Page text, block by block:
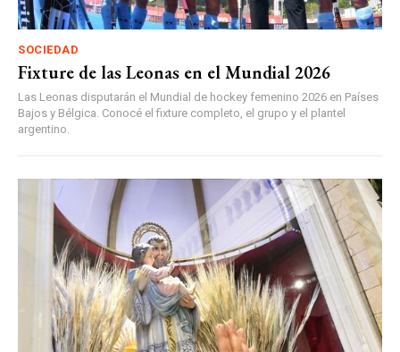
SOCIEDAD
Fixture de las Leonas en el Mundial 2026
Las Leonas disputarán el Mundial de hockey femenino 2026 en Países
Bajos y Bélgica. Conocé el fixture completo, el grupo y el plantel
argentino.